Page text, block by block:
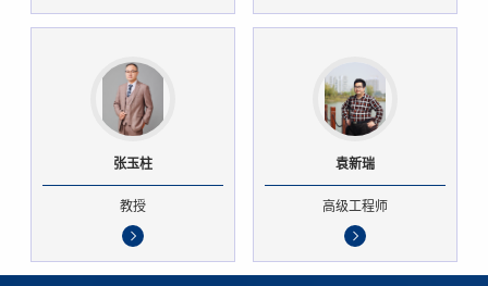
张玉柱
教授
袁新瑞
高级工程师